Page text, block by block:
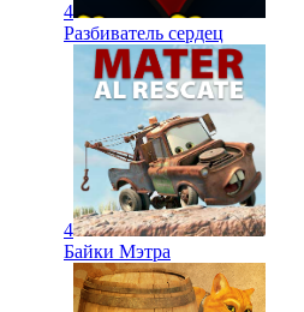
4
Разбиватель сердец
4
Байки Мэтра